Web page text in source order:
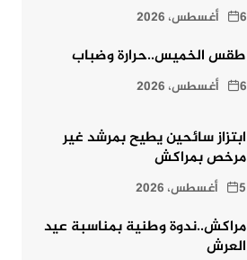
6 أغسطس، 2026
طقس الخميس..حرارة وضباب
6 أغسطس، 2026
ابتزاز سائحين يطيح بمرشد غير
مرخص بمراكش
5 أغسطس، 2026
مراكش..ندوة وطنية بمناسبة عيد
العرش